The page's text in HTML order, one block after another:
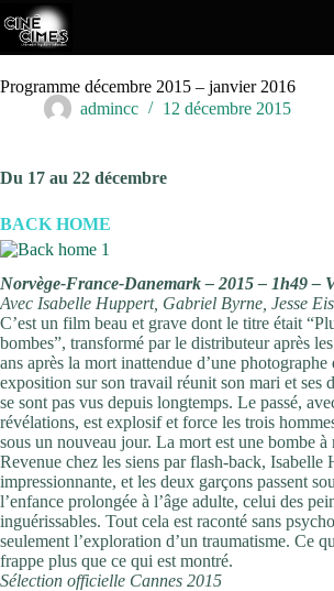
Passer
au
contenu
Programme décembre 2015 – janvier 2016
admincc
12 décembre 2015
Du 17 au 22 décembre
BACK HOME
Norvège-France-Danemark – 2015 – 1h49 –
Avec Isabelle Huppert, Gabriel Byrne, Jesse
C’est un film beau et grave dont le titre était
bombes”, transformé par le distributeur après
ans après la mort inattendue d’une photographe
exposition sur son travail réunit son mari et ses
se sont pas vus depuis longtemps. Le passé,
révélations, est explosif et force les trois
sous un nouveau jour. La mort est une bombe à
Revenue chez les siens par flash-back, Isabelle
impressionnante, et les deux garçons passent
l’enfance prolongée à l’âge adulte, celui des
inguérissables. Tout cela est raconté sans
seulement l’exploration d’un traumatisme. Ce
frappe plus que ce qui est montré.
Sélection officielle Cannes 2015